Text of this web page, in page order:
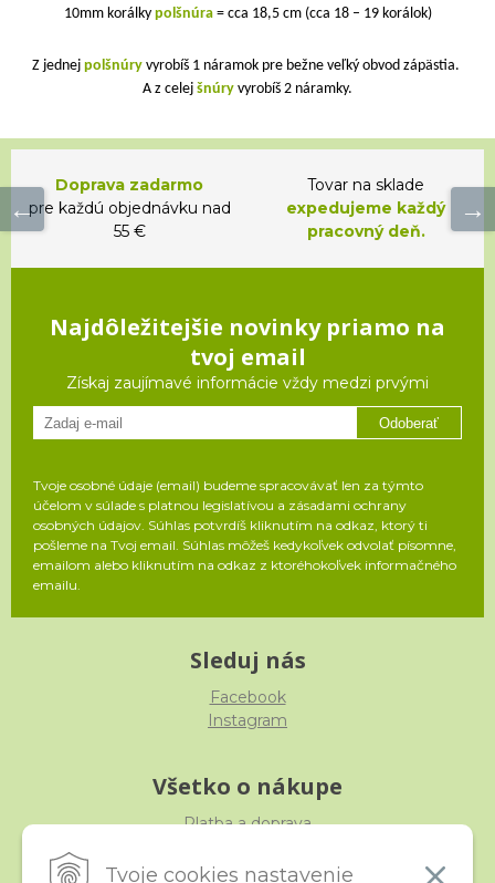
Tvoje cookies nastavenie
10mm korálky polšnúra= cca 18,5 cm (cca 18 – 19 korálok)
Z jednej polšnúry vyrobíš 1 náramok pre bežne veľký obvod zápästia.
A z celej šnúry vyrobíš 2 náramky.
Doprava zadarmo
pre každú objednávku nad
55 €
Tovar na sklade
expedujeme každý
pracovný deň.
Najdôležitejšie novinky priamo na
tvoj email
Získaj zaujímavé informácie vždy medzi prvými
Odoberať
Tvoje osobné údaje (email) budeme spracovávať len za týmto
účelom v súlade s platnou legislatívou a zásadami ochrany
osobných údajov. Súhlas potvrdíš kliknutím na odkaz, ktorý ti
pošleme na Tvoj email. Súhlas môžeš kedykoľvek odvolať písomne,
emailom alebo kliknutím na odkaz z ktoréhokoľvek informačného
emailu.
Sleduj nás
Facebook
Instagram
Všetko o nákupe
Platba a doprava
Obchodné podmienky